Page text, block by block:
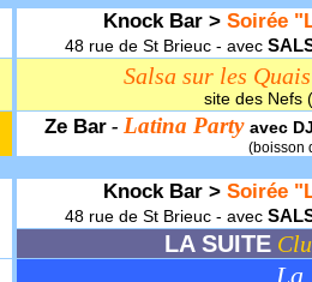
Knock Bar > Soirée
48 rue de St Brieuc - avec
Salsa sur les Quais
site des Nefs
Ze Bar - Latina Party avec
(boisson
Knock Bar > Soirée
48 rue de St Brieuc - avec
LA SUITE
La